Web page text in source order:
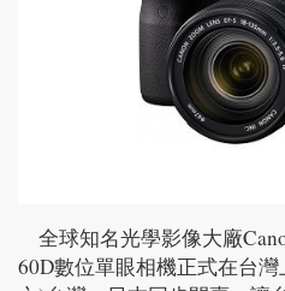
全球知名光學影像大廠
60D數位單眼相機正式在台